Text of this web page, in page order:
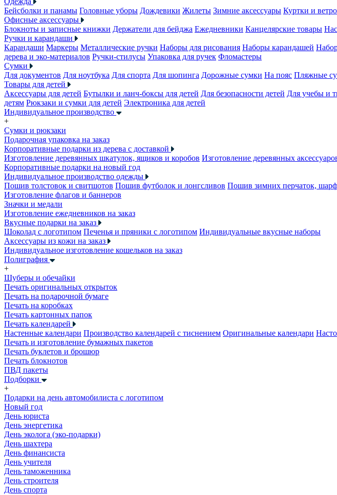
Бейсболки и панамы Головные уборы Дождевики Жилеты Зимние аксессуары Куртки и
Офисные аксессуары
Блокноты и записные книжки Держатели для бейджа Ежедневники Канцелярские товары
Ручки и карандаши
Карандаши Маркеры Металлические ручки Наборы для рисования Наборы карандашей
дерева и эко-материалов Ручки-стилусы Упаковка для ручек Фломастеры
Сумки
Для документов Для ноутбука Для спорта Для шопинга Дорожные сумки На пояс Пляжные
Товары для детей
Аксессуары для детей Бутылки и ланч-боксы для детей Для безопасности детей Для учебы и
детям Рюкзаки и сумки для детей Электроника для детей
Индивидуальное производство
+
Сумки и рюкзаки
Подарочная упаковка на заказ
Корпоративные подарки из дерева с доставкой
Изготовление деревянных шкатулок, ящиков и коробов Изготовление деревянных
Корпоративные подарки на новый год
Индивидуальное производство одежды
Пошив толстовок и свитшотов Пошив футболок и лонгсливов Пошив зимних перчаток,
Изготовление флагов и баннеров
Значки и медали
Изготовление ежедневников на заказ
Вкусные подарки на заказ
Шоколад с логотипом Печенья и пряники с логотипом Индивидуальные вкусные наборы
Аксессуары из кожи на заказ
Индивидуальное изготовление кошельков на заказ
Полиграфия
+
Шуберы и обечайки
Печать оригинальных открыток
Печать на подарочной бумаге
Печать на коробках
Печать картонных папок
Печать календарей
Настенные календари Производство календарей с тиснением Оригинальные календари
Печать и изготовление бумажных пакетов
Печать буклетов и брошюр
Печать блокнотов
ПВД пакеты
Подборки
+
Подарки на день автомобилиста с логотипом
Новый год
День юриста
День энергетика
День эколога (эко-подарки)
День шахтера
День финансиста
День учителя
День таможенника
День строителя
День спорта